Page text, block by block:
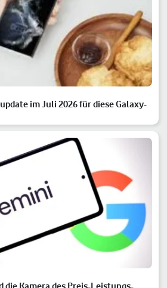
im Juli 2026 für diese Galaxy-